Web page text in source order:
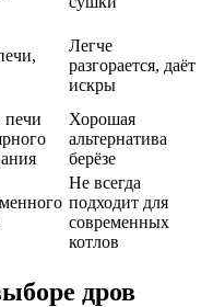
Легче
разгорается, даёт
искры
Хорошая
альтернатива
берёзе
Не всегда
подходит для
современных
котлов
дров